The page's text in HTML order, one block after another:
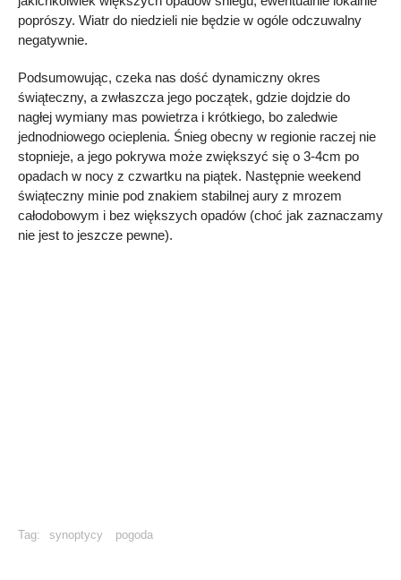
poprószy. Wiatr do niedzieli nie będzie w ogóle odczuwalny
negatywnie.
Podsumowując, czeka nas dość dynamiczny okres
świąteczny, a zwłaszcza jego początek, gdzie dojdzie do
nagłej wymiany mas powietrza i krótkiego, bo zaledwie
jednodniowego ocieplenia. Śnieg obecny w regionie raczej nie
stopnieje, a jego pokrywa może zwiększyć się o 3-4cm po
opadach w nocy z czwartku na piątek. Następnie weekend
świąteczny minie pod znakiem stabilnej aury z mrozem
całodobowym i bez większych opadów (choć jak zaznaczamy
nie jest to jeszcze pewne).
Tag: synoptycy pogoda